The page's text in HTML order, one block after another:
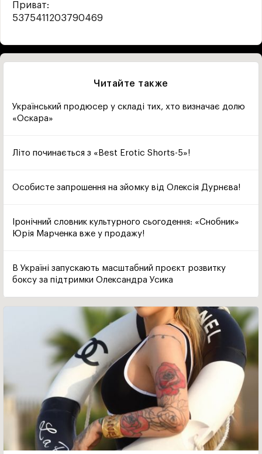
Приват:
5375411203790469
Читайте также
Український продюсер у складі тих, хто визначає долю
«Оскара»
Літо починається з «Best Erotic Shorts-5»!
Особисте запрошення на зйомку від Олексія Дурнєва!
Іронічний словник культурного сьогодення: «Снобник»
Юрія Марченка вже у продажу!
В Україні запускають масштабний проєкт розвитку
боксу за підтримки Олександра Усика